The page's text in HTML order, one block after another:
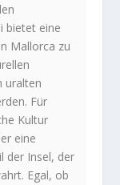
bietet eine
Mallorca zu
uralten
Für
Kultur
eine
der Insel, der
Egal, ob